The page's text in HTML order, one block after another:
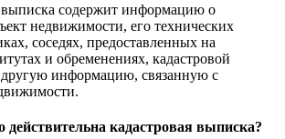
выписка содержит информацию о
недвижимости, его технических
соседях, предоставленных на
и обременениях, кадастровой
информацию, связанную с
действительна кадастровая выписка?